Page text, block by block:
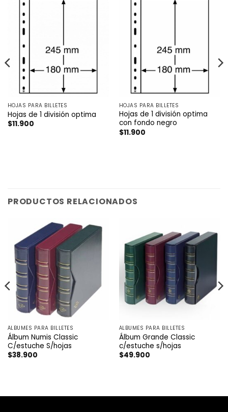
HOJAS PARA BILLETES
Hojas de 1 división optima
$11.900
HOJAS PARA BILLETES
Hojas de 1 división optima
con fondo negro
$11.900
PRODUCTOS RELACIONADOS
ÁLBUMES PARA BILLETES
Álbum Numis Classic
C/estuche S/hojas
$38.900
ÁLBUMES PARA BILLETES
Álbum Grande Classic
c/estuche s/hojas
$49.900